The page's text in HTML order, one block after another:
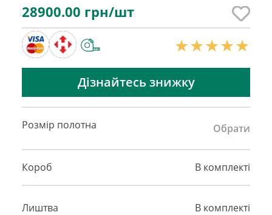
28900.00 грн/шт
Дізнайтесь знижку
Розмір полотна Обрати
Короб В комплекті
Лиштва В комплекті